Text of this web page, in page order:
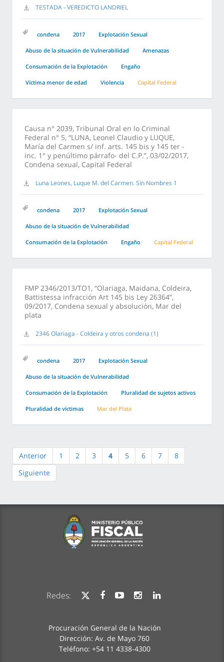
TESTADA - VEREDICTO LANDRIEL
condena 2017 Explotación Sexual
Abuso de la situación de Vulnerabilidad Amenazas
Consumación de la Explotación Engaño
Víctima menor de edad Violencia Capital Federal
Causa n° 2039, Tribunal Oral en lo Criminal
Federal n° 5, “LUNA, Leonel Claudio y LUQUE,
María del Carmen s/ inf. arts. 145 bis y 145 ter -
inc. 1° y penúltimo párrafo- del C.P.”, 03/02/2017,
Condena sexual, Capital Federal
Luna Leones, Luque M. del Carmen. Sin Nombres 1
condena 2017 Explotación Sexual
Abuso de la situación de Vulnerabilidad
Consumación de la Explotación Engaño Capital Federal
FMP 2346/2013/TO1, “Olariaga, Maidana, Coldeira,
Battistessa infracción Art 145 bis Ley 26364”,
09/2017, Condena sexual y absolución, Mar del
plata
2346 Olariaga - Coldeira y otros condena (1)
condena 2017 Explotación Sexual
Abuso de la situación de Vulnerabilidad
Consumación de la Explotación Pluralidad de sujetos activos
Pluralidad de víctimas Mar del Plata
Anterior 1 2 3 4 5 6 7
8
Siguiente
Redes:
Procuración General de la Nación
Dirección: Av. de Mayo 760
Teléfono: +54 11 4338-4300